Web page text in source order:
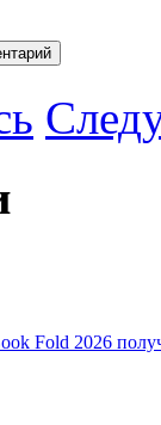
Fold 2026